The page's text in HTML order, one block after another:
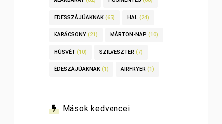
ÉDESSZÁJÚAKNAK (65) HAL (24)
KARÁCSONY (21) MÁRTON-NAP (10)
HÚSVÉT (10) SZILVESZTER (7)
ÉDESZÁJÚAKNAK (1) AIRFRYER (1)
Mások kedvencei